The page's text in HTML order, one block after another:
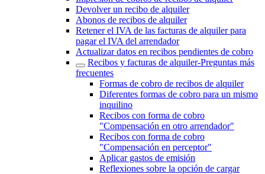
Devolver un recibo de alquiler
Abonos de recibos de alquiler
Retener el IVA de las facturas de alquiler para
pagar el IVA del arrendador
Actualizar datos en recibos pendientes de cobro
Recibos y facturas de alquiler‎-‎Preguntas más
frecuentes‎
Formas de cobro de recibos de alquiler
Diferentes formas de cobro para un mismo
inquilino
Recibos con forma de cobro
"Compensación en otro arrendador"
Recibos con forma de cobro
"Compensación en perceptor"
Aplicar gastos de emisión
Reflexiones sobre la opción de cargar